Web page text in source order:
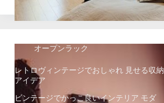
オープンラック
レトロヴィンテージでおしゃれ 見せる収納
アイデア
ビンテージでかっこ良いインテリア モダ